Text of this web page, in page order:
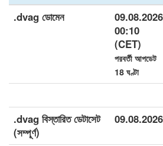
.dvag ডোমেন
09.08.2026
00:10
(CET)
পরবর্তী আপডেট
18 ঘণ্টা
.dvag বিস্তারিত ডেটাসেট
(সম্পূর্ণ)
09.08.2026